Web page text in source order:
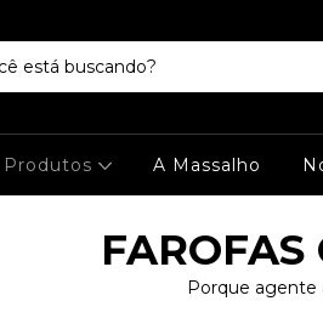
Produtos A Massalho
FAROFAS
Porque agente